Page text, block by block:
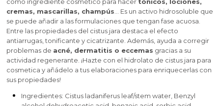
cremas, mascarillas, champús … Es un activo hidrosoluble que
se puede añadir a las formulaciones que tengan fase acuosa.
Entre las propiedades del cistus jara destaca el efecto
antiarrugas, tonificante y cicatrizante. Además, ayuda a corregir
problemas de acné, dermatitis o eccemas gracias a su
actividad regenerante. ¡Hazte con el hidrolato de cistus jara para
cosmetica y añádelo a tus elaboraciones para enriquecerlas con
sus propiedades!
Ingredientes: Cistus ladaniferus leaf/stem water, Benzyl